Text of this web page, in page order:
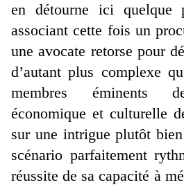
en détourne ici quelque
associant cette fois un
une avocate retorse pour
d’autant plus complexe
membres éminents
économique et culturelle
sur une intrigue plutôt
scénario parfaitement
réussite de sa capacité à